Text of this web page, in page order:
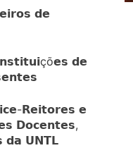
𝗱𝗲
𝗱𝗲
𝗥𝗲𝗶𝘁𝗼𝗿𝗲𝘀 𝗲
𝗗𝗼𝗰𝗲𝗻𝘁𝗲𝘀,
𝗱𝗮 𝗨𝗡𝗧𝗟